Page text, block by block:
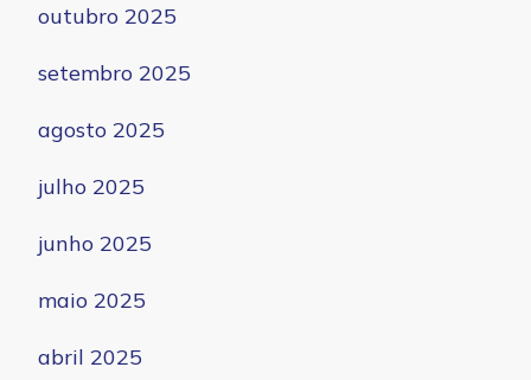
outubro 2025
setembro 2025
agosto 2025
julho 2025
junho 2025
maio 2025
abril 2025